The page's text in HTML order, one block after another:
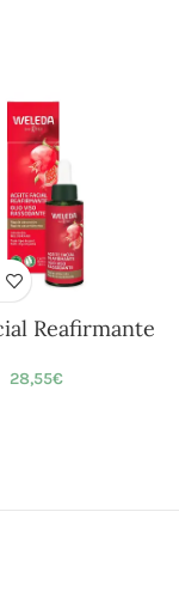
Reafirmante
28,55€